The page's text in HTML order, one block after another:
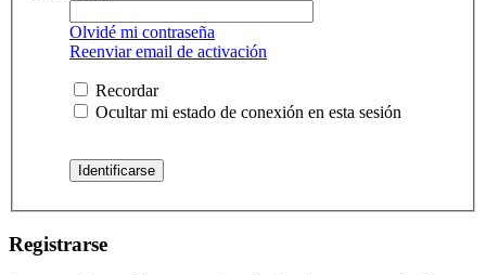
Olvidé mi contraseña
Reenviar email de activación
Recordar
Ocultar mi estado de conexión en esta sesión
Registrarse